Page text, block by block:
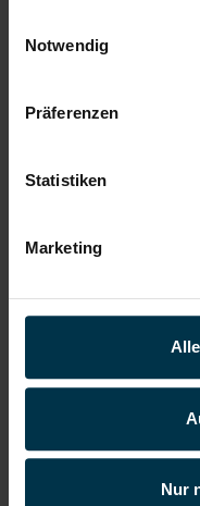
Notwendig
Präferenzen
Statistiken
Marketing
Nur
Isolieren,
ab EUR 3.551,59
Industrie /